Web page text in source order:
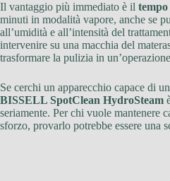
Il vantaggio più immediato è il
minuti in modalità vapore, anche se
all’umidità e all’intensità del
intervenire su una macchia del
trasformare la pulizia in
Se cerchi un apparecchio capace di
BISSELL SpotClean HydroSteam
seriamente. Per chi vuole mantenere
sforzo, provarlo potrebbe essere una